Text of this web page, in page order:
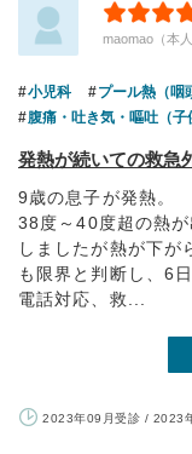
maomao（本
小児科 プール熱（咽
腹痛・吐き気・嘔吐（子
発熱が続いての救急
9歳の息子が発熱。
38度～40度超の熱
しましたが熱が下が
も限界と判断し、6
電話対応、救...
2023年09月受診 / 2023